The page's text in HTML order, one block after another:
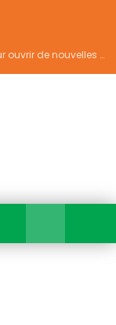
PJGOUV 2026-2030 : 2 869,4 milliards FCFA pour ouvrir de nouvelles perspectives à plus de 5,2 millions de jeunes ivoiriens